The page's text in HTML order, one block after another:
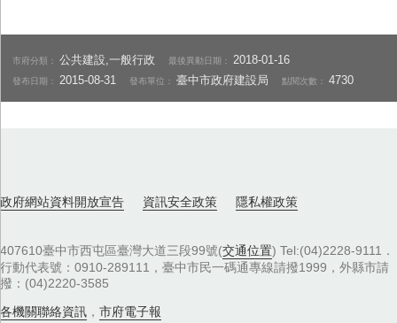
市府分類：公共建設,一般行政 最後異動日期： 2018-01-16
發布日期： 2015-08-31 發布單位：臺中市政府建設局 點閱次數：4730
政府網站資料開放宣告 資訊安全政策 隱私權政策
407610臺中市西屯區臺灣大道三段99號(交通位置) Tel:(04)2228-9111．
行動代表號：0910-289111，臺中市民一碼通專線請撥1999，外縣市請
撥：(04)2220-3585
各機關聯絡資訊 ， 市府電子報